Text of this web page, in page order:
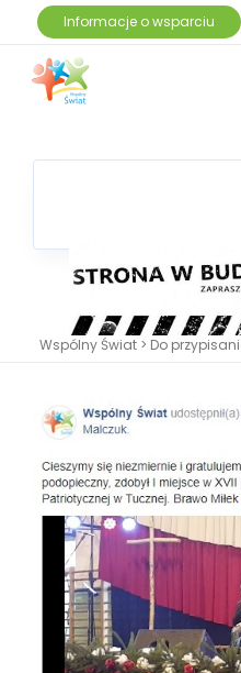
Informacje o wsparciu
Wspólny Świat > Do